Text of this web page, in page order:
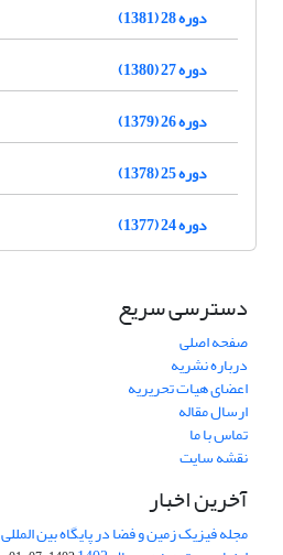
دوره 28 (1381)
دوره 27 (1380)
دوره 26 (1379)
دوره 25 (1378)
دوره 24 (1377)
دسترسی سریع
صفحه اصلی
درباره نشریه
اعضای هیات تحریریه
ارسال مقاله
تماس با ما
نقشه سایت
آخرین اخبار
مجله فیزیک زمین و فضا در پایگاه بین المللی DOAJ نمایه شد.